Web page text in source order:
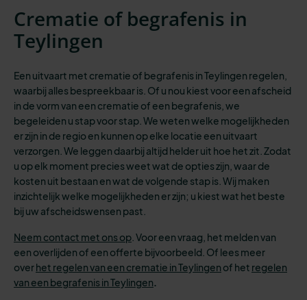
Crematie of begrafenis in
Teylingen
Een uitvaart met crematie of begrafenis in Teylingen regelen,
waarbij alles bespreekbaar is. Of u nou kiest voor een afscheid
in de vorm van een crematie of een begrafenis, we
begeleiden u stap voor stap. We weten welke mogelijkheden
er zijn in de regio en kunnen op elke locatie een uitvaart
verzorgen. We leggen daarbij altijd helder uit hoe het zit. Zodat
u op elk moment precies weet wat de opties zijn, waar de
kosten uit bestaan en wat de volgende stap is. Wij maken
inzichtelijk welke mogelijkheden er zijn; u kiest wat het beste
bij uw afscheidswensen past.
Neem contact met ons op . Voor een vraag, het melden van
een overlijden of een offerte bijvoorbeeld. Of lees meer
overhet regelen van een crematie in Teylingen of het regelen
van een begrafenis in Teylingen.